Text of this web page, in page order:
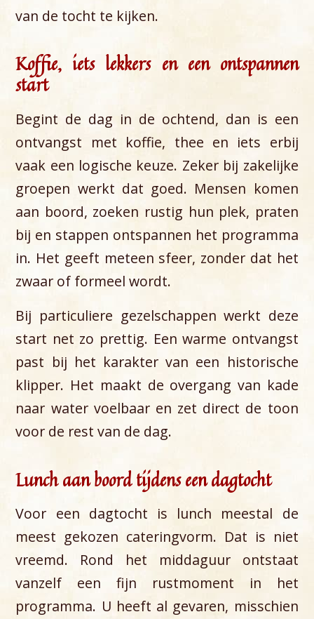
van de tocht te kijken.
Koffie, iets lekkers en een ontspannen
start
Begint de dag in de ochtend, dan is een
ontvangst met koffie, thee en iets erbij
vaak een logische keuze. Zeker bij zakelijke
groepen werkt dat goed. Mensen komen
aan boord, zoeken rustig hun plek, praten
bij en stappen ontspannen het programma
in. Het geeft meteen sfeer, zonder dat het
zwaar of formeel wordt.
Bij particuliere gezelschappen werkt deze
start net zo prettig. Een warme ontvangst
past bij het karakter van een historische
klipper. Het maakt de overgang van kade
naar water voelbaar en zet direct de toon
voor de rest van de dag.
Lunch aan boord tijdens een dagtocht
Voor een dagtocht is lunch meestal de
meest gekozen cateringvorm. Dat is niet
vreemd. Rond het middaguur ontstaat
vanzelf een fijn rustmoment in het
programma. U heeft al gevaren, misschien